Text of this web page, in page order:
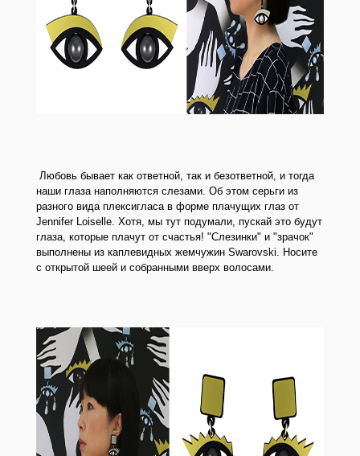
Любовь бывает как ответной, так и безответной, и тогда
наши глаза наполняются слезами. Об этом серьги из
разного вида плексигласа в форме плачущих глаз от
Jennifer Loiselle. Хотя, мы тут подумали, пускай это будут
глаза, которые плачут от счастья! "Слезинки" и "зрачок"
выполнены из каплевидных жемчужин Swarovski. Носите
с открытой шеей и собранными вверх волосами.